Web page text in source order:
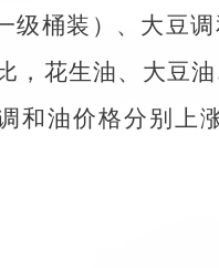
级桶装）、大豆
，花生油、大豆
和油价格分别上